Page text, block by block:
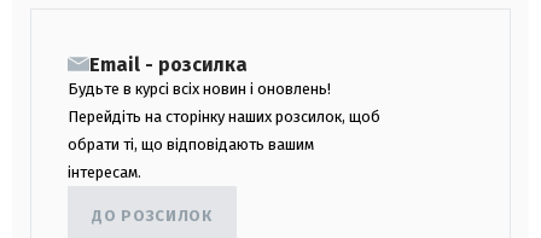
Email - розсилка
Будьте в курсі всіх новин і оновлень!
Перейдіть на сторінку наших розсилок, щоб
обрати ті, що відповідають вашим
інтересам.
ДО РОЗСИЛОК